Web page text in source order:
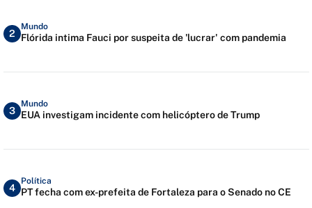
2
Mundo
Flórida intima Fauci por suspeita de 'lucrar' com pandemia
3
Mundo
EUA investigam incidente com helicóptero de Trump
4
Política
PT fecha com ex-prefeita de Fortaleza para o Senado no CE